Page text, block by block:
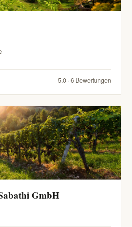
5.0 · 6 Bewertungen
GmbH